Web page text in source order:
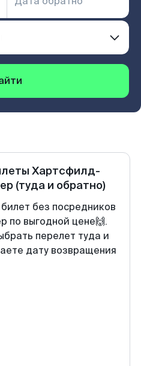
Хартсфилд-
(туда и обратно)
без посредников
по выгодной цене🙌.
перелет туда и
дату возвращения